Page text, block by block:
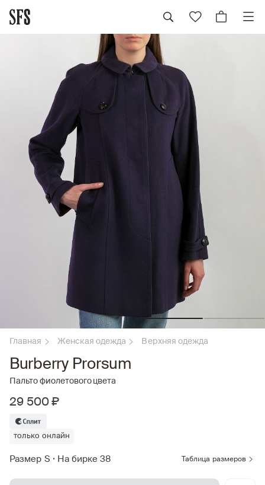
Главная Женская одежда Верхняя одежда
Burberry Prorsum
Пальто фиолетового цвета
29 500 ₽
только онлайн
Размер S • На бирке 38 Таблица размеров